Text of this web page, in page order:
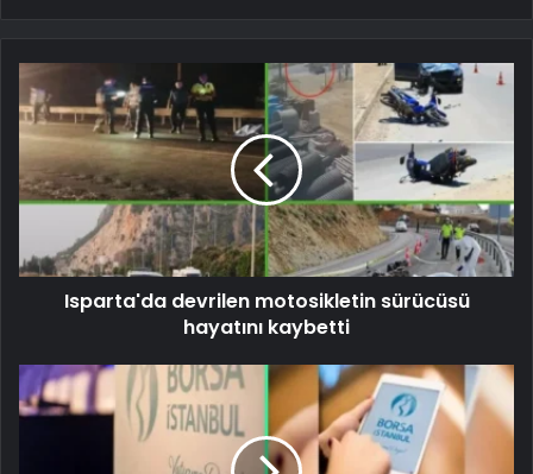
Isparta'da devrilen motosikletin sürücüsü
hayatını kaybetti